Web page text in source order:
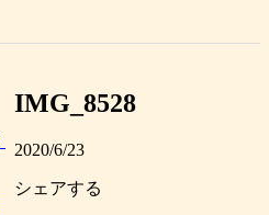
IMG_8528
2020/6/23
シェアする